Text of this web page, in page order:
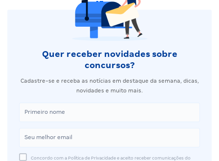
Quer receber novidades sobre
concursos?
Cadastre-se e receba as notícias em destaque da semana, dicas,
novidades e muito mais.
Concordo com a Política de Privacidade e aceito receber comunicações do